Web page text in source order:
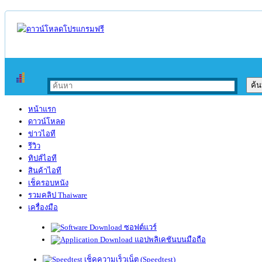
หน้าแรก
ดาวน์โหลด
ข่าวไอที
รีวิว
ทิปส์ไอที
สินค้าไอที
เช็ครอบหนัง
รวมคลิป Thaiware
เครื่องมือ
ซอฟต์แวร์
แอปพลิเคชันบนมือถือ
เช็คความเร็วเน็ต (Speedtest)